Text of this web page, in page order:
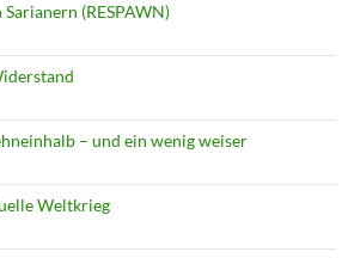
(RESPAWN)
– und ein wenig weiser
Weltkrieg